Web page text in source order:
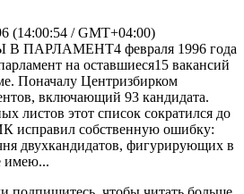
(14:00:54 / GMT+04:00)
февраля 1996 года
на оставшиеся15 вакансий
Поначалу Центризбирком
включающий 93 кандидата.
листов этот список сократился до
исправил собственную ошибку:
двухкандидатов, фигурирующих в
имею...